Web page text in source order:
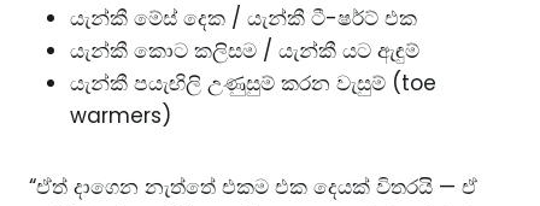
යැන්කී මේස් දෙක / යැන්කී ටී-ෂර්ට් එක
යැන්කී කොට කලිසම / යැන්කී යට ඇඳුම්
යැන්කී පයැඟිලි උණුසුම් කරන වැසුම් (toe
warmers)
“ඒත් දාගෙන නැත්තේ එකම එක දෙයක් විතරයි — ඒ